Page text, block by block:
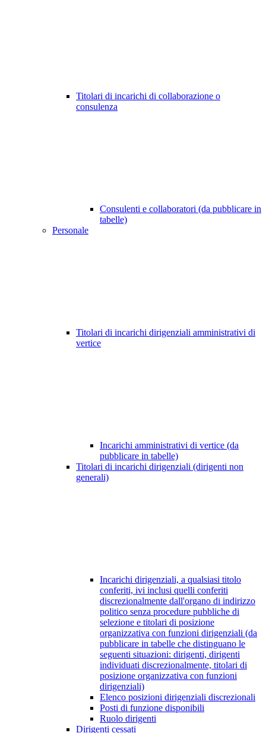
Titolari di incarichi di collaborazione o
consulenza
Consulenti e collaboratori (da pubblicare in
tabelle)
Personale
Titolari di incarichi dirigenziali amministrativi di
vertice
Incarichi amministrativi di vertice (da
pubblicare in tabelle)
Titolari di incarichi dirigenziali (dirigenti non
generali)
Incarichi dirigenziali, a qualsiasi titolo
conferiti, ivi inclusi quelli conferiti
discrezionalmente dall'organo di indirizzo
politico senza procedure pubbliche di
selezione e titolari di posizione
organizzativa con funzioni dirigenziali (da
pubblicare in tabelle che distinguano le
seguenti situazioni: dirigenti, dirigenti
individuati discrezionalmente, titolari di
posizione organizzativa con funzioni
dirigenziali)
Elenco posizioni dirigenziali discrezionali
Posti di funzione disponibili
Ruolo dirigenti
Dirigenti cessati